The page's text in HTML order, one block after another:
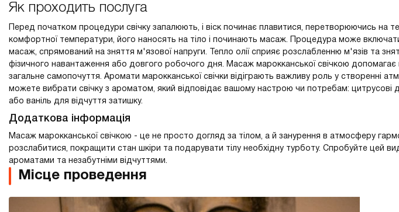
Як проходить послуга
Перед початком процедури свічку запалюють, і віск починає плавитися, перетворюючись на
комфортної температури, його наносять на тіло і починають масаж. Процедура може включати
масаж, спрямований на зняття м'язової напруги. Тепло олії сприяє розслабленню м'язів та
фізичного навантаження або довгого робочого дня. Масаж марокканської свічкою
загальне самопочуття. Аромати марокканської свічки відіграють важливу роль у створенні
можете вибрати свічку з ароматом, який відповідає вашому настрою чи потребам: цитрусові
або ваніль для відчуття затишку.
Додаткова інформація
Масаж марокканської свічкою - це не просто догляд за тілом, а й занурення в атмосферу
розслабитися, покращити стан шкіри та подарувати тілу необхідну турботу. Спробуйте цей
ароматами та незабутніми відчуттями.
Місце проведення